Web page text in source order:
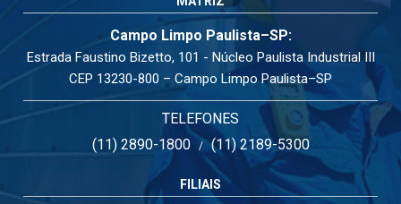
Campo Limpo Paulista–SP:
Estrada Faustino Bizetto, 101 - Núcleo Paulista Industrial III
CEP 13230-800 – Campo Limpo Paulista–SP
TELEFONES
(11) 2890-1800/(11) 2189-5300
FILIAIS